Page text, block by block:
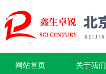
网站首页 关于我们